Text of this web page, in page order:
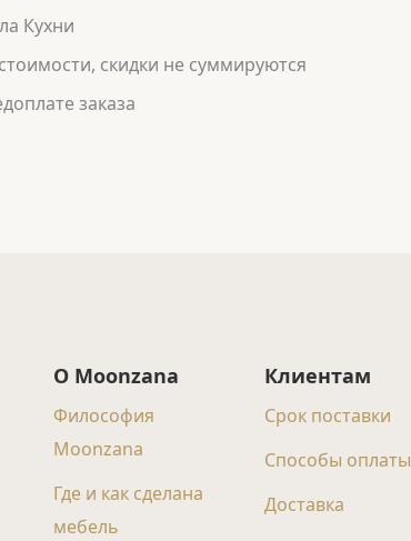
Кухни
скидки не суммируются
заказа
О Moonzana
Философия
Moonzana
Где и как сделана
мебель
Клиентам
Срок поставки
Способы оплаты
Доставка